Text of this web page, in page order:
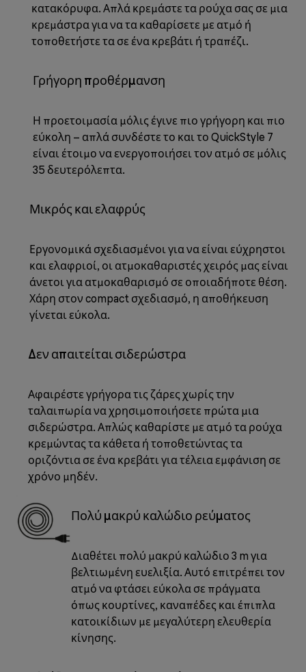
κατακόρυφα. Απλά κρεμάστε τα ρούχα σας σε μια
κρεμάστρα για να τα καθαρίσετε με ατμό ή
τοποθετήστε τα σε ένα κρεβάτι ή τραπέζι.
Γρήγορη προθέρμανση
Η προετοιμασία μόλις έγινε πιο γρήγορη και πιο
εύκολη – απλά συνδέστε το και το QuickStyle 7
είναι έτοιμο να ενεργοποιήσει τον ατμό σε μόλις
35 δευτερόλεπτα.
Μικρός και ελαφρύς
Εργονομικά σχεδιασμένοι για να είναι εύχρηστοι
και ελαφριοί, οι ατμοκαθαριστές χειρός μας είναι
άνετοι για ατμοκαθαρισμό σε οποιαδήποτε θέση.
Χάρη στον compact σχεδιασμό, η αποθήκευση
γίνεται εύκολα.
Δεν απαιτείται σιδερώστρα
Αφαιρέστε γρήγορα τις ζάρες χωρίς την
ταλαιπωρία να χρησιμοποιήσετε πρώτα μια
σιδερώστρα. Απλώς καθαρίστε με ατμό τα ρούχα
κρεμώντας τα κάθετα ή τοποθετώντας τα
οριζόντια σε ένα κρεβάτι για τέλεια εμφάνιση σε
χρόνο μηδέν.
Πολύ μακρύ καλώδιο ρεύματος
Διαθέτει πολύ μακρύ καλώδιο 3 m για
βελτιωμένη ευελιξία. Αυτό επιτρέπει τον
ατμό να φτάσει εύκολα σε πράγματα
όπως κουρτίνες, καναπέδες και έπιπλα
κατοικίδιων με μεγαλύτερη ελευθερία
κίνησης.